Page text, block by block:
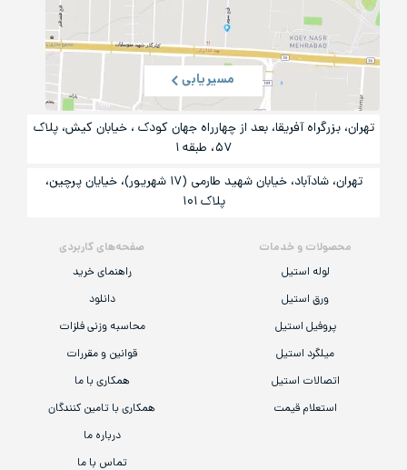
محصولات و خدمات
لوله استیل
ورق استیل
پروفیل استیل
میلگرد استیل
اتصالات استیل
استعلام قیمت
صفحه‌های کاربردی
راهنمای خرید
دانلود
محاسبه وزنی فلزات
قوانین و مقررات
همکاری با ما
همکاری با تامین کنندگان
درباره ما
تماس با ما
مسیریابی
تهران، بزرگراه آفریقا، بعد از چهارراه جهان کودک ، خیابان کیش، پلاک
۵۷، طبقه ۱
تهران، شادآباد، خیابان شهید طارمی (۱۷ شهریور)، خیایان پرچین،
پلاک ۱۰۱